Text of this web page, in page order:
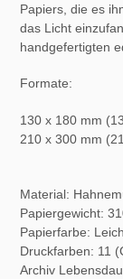
Papiers, die es
das Licht
handgefertigten
Formate:
130 x 180 mm
210 x 300 mm
Material:
Papiergewicht:
Papierfarbe:
Druckfarben: 11
Archiv